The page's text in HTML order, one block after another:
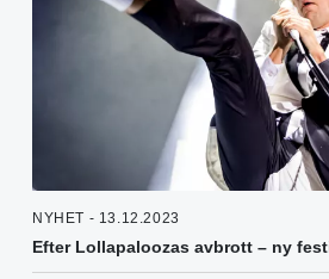
NYHET - 13.12.2023
Efter Lollapaloozas avbrott – ny